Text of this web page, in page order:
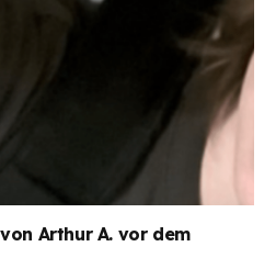
Arthur A. vor dem